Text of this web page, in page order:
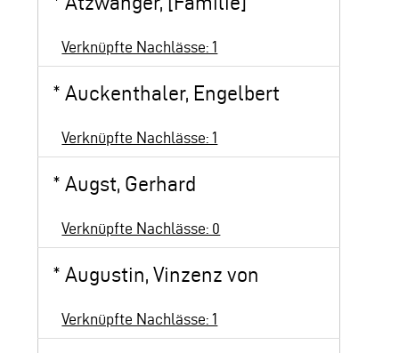
Verknüpfte Nachlässe: 1
*Auckenthaler, Engelbert
Verknüpfte Nachlässe: 1
*Augst, Gerhard
Verknüpfte Nachlässe: 0
*Augustin, Vinzenz von
Verknüpfte Nachlässe: 1